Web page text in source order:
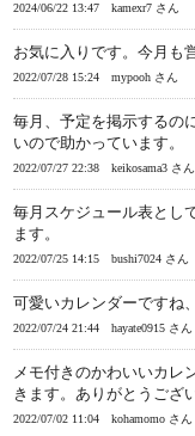
2024/06/22 13:47 kamexr7 さん
お気に入りです。今月も
2022/07/28 15:24 mypooh さん
毎月、予定を掲示するの
いので助かっています。
2022/07/27 22:38 keikosama3 さん
毎月スケジュール表とし
ます。
2022/07/25 14:15 bushi7024 さん
可愛いカレンダーですね
2022/07/24 21:44 hayate0915 さん
メモ付きのかわいいカレ
きます。ありがとうござ
2022/07/02 11:04 kohamomo さん